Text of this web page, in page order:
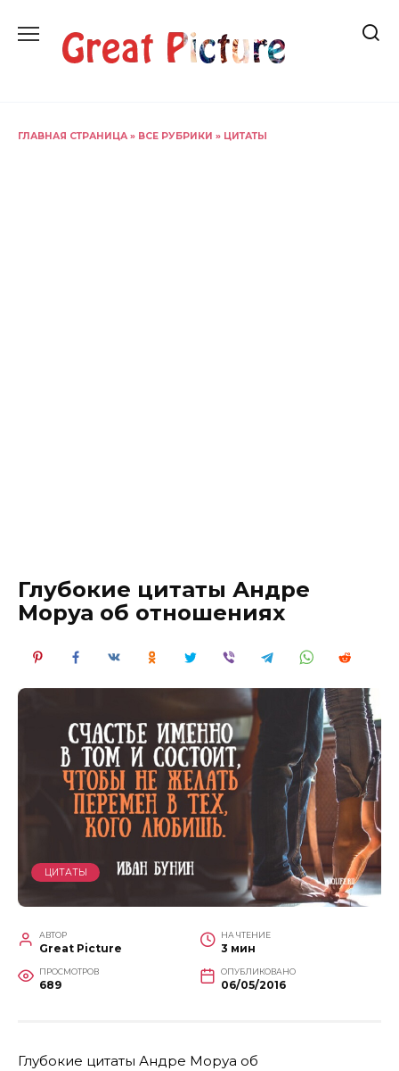
содержанию
ГЛАВНАЯ СТРАНИЦА » ВСЕ РУБРИКИ » ЦИТАТЫ
Глубокие цитаты Андре
Моруа об отношениях
ЦИТАТЫ
АВТОР
Great Picture
НА ЧТЕНИЕ
3 мин
ПРОСМОТРОВ
689
ОПУБЛИКОВАНО
06/05/2016
Глубокие цитаты Андре Моруа об